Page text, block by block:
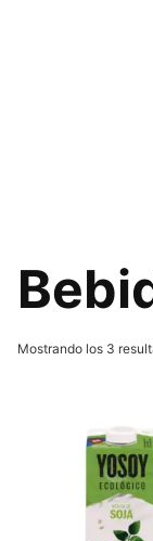
Mostrando los 3